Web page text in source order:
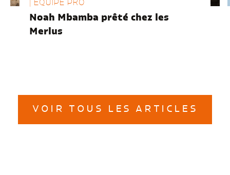
| EQUIPE PRO
Noah Mbamba prêté chez les
Merlus
VOIR TOUS LES ARTICLES